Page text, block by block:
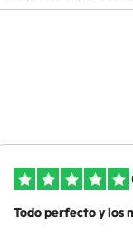
Todo perfecto y los